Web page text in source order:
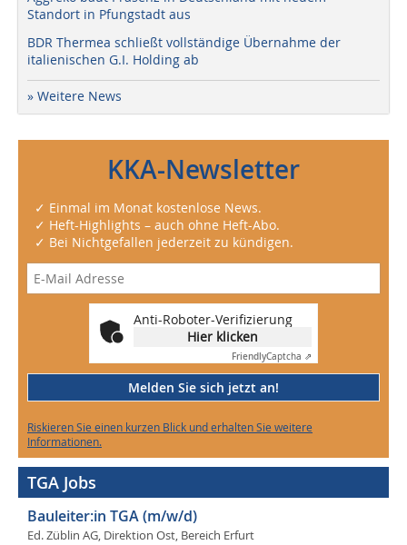
Standort in Pfungstadt aus
BDR Thermea schließt vollständige Übernahme der
italienischen G.I. Holding ab
» Weitere News
KKA-Newsletter
✓ Einmal im Monat kostenlose News.
✓ Heft-Highlights – auch ohne Heft-Abo.
✓ Bei Nichtgefallen jederzeit zu kündigen.
Anti-Roboter-Verifizierung
Hier klicken
FriendlyCaptcha ⇗
Melden Sie sich jetzt an!
Riskieren Sie einen kurzen Blick und erhalten Sie weitere
Informationen.
TGA Jobs
Bauleiter:in TGA (m/w/d)
Ed. Züblin AG, Direktion Ost, Bereich Erfurt